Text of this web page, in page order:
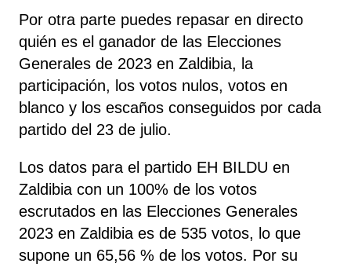
Por otra parte puedes repasar en directo
quién es el ganador de las Elecciones
Generales de 2023 en Zaldibia, la
participación, los votos nulos, votos en
blanco y los escaños conseguidos por cada
partido del 23 de julio.
Los datos para el partido EH BILDU en
Zaldibia con un 100% de los votos
escrutados en las Elecciones Generales
2023 en Zaldibia es de 535 votos, lo que
supone un 65,56 % de los votos. Por su